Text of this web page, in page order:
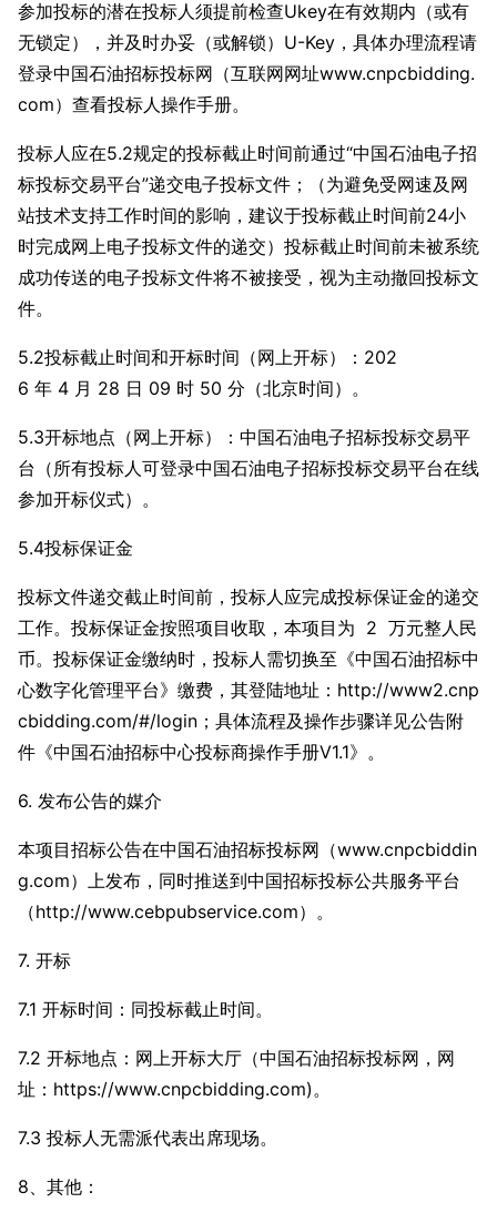
参加投标的潜在投标人须提前检查Ukey在有效期内（或有
无锁定），并及时办妥（或解锁）U-Key，具体办理流程请
登录中国石油招标投标网（互联网网址www.cnpcbidding.
com）查看投标人操作手册。
投标人应在5.2规定的投标截止时间前通过“中国石油电子招
标投标交易平台”递交电子投标文件；（为避免受网速及网
站技术支持工作时间的影响，建议于投标截止时间前24小
时完成网上电子投标文件的递交）投标截止时间前未被系统
成功传送的电子投标文件将不被接受，视为主动撤回投标文
件。
5.2投标截止时间和开标时间（网上开标）：202
6 年 4 月 28 日 09 时 50 分（北京时间）。
5.3开标地点（网上开标）：中国石油电子招标投标交易平
台（所有投标人可登录中国石油电子招标投标交易平台在线
参加开标仪式）。
5.4投标保证金
投标文件递交截止时间前，投标人应完成投标保证金的递交
工作。投标保证金按照项目收取，本项目为 2 万元整人民
币。投标保证金缴纳时，投标人需切换至《中国石油招标中
心数字化管理平台》缴费，其登陆地址：http://www2.cnp
cbidding.com/#/login；具体流程及操作步骤详见公告附
件《中国石油招标中心投标商操作手册V1.1》。
6. 发布公告的媒介
本项目招标公告在中国石油招标投标网（www.cnpcbiddin
g.com）上发布，同时推送到中国招标投标公共服务平台
（http://www.cebpubservice.com）。
7. 开标
7.1 开标时间：同投标截止时间。
7.2 开标地点：网上开标大厅（中国石油招标投标网，网
址： https://www.cnpcbidding.com)。
7.3 投标人无需派代表出席现场。
8、其他：